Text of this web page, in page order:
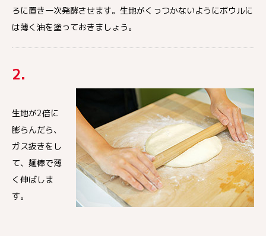
ろに置き一次発酵させます。生地がくっつかないようにボウルに
は薄く油を塗っておきましょう。
2.
生地が2倍に
膨らんだら、
ガス抜きをし
て、麺棒で薄
く伸ばしま
す。